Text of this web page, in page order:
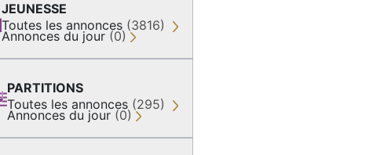
JEUNESSE
Toutes les annonces (3816)
Annonces du jour (0)
PARTITIONS
Toutes les annonces (295)
Annonces du jour (0)